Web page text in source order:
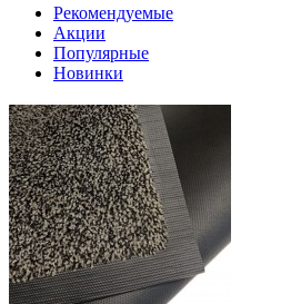
Рекомендуемые
Акции
Популярные
Новинки